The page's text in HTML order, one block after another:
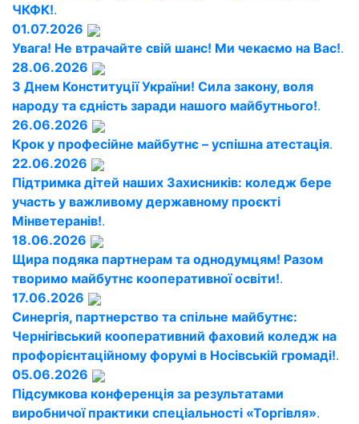
ЧКФК!.
01.07.2026
Увага! Не втрачайте свій шанс! Ми чекаємо на Вас!.
28.06.2026
З Днем Конституції України! Сила закону, воля
народу та єдність заради нашого майбутнього!.
26.06.2026
Крок у професійне майбутнє – успішна атестація.
22.06.2026
Підтримка дітей наших Захисників: коледж бере
участь у важливому державному проєкті
Мінветеранів!.
18.06.2026
Щира подяка партнерам та однодумцям! Разом
творимо майбутнє кооперативної освіти!.
17.06.2026
Синергія, партнерство та спільне майбутнє:
Чернігівський кооперативний фаховий коледж на
профорієнтаційному форумі в Носівській громаді!.
05.06.2026
Підсумкова конференція за результатами
виробничої практики спеціальності «Торгівля».